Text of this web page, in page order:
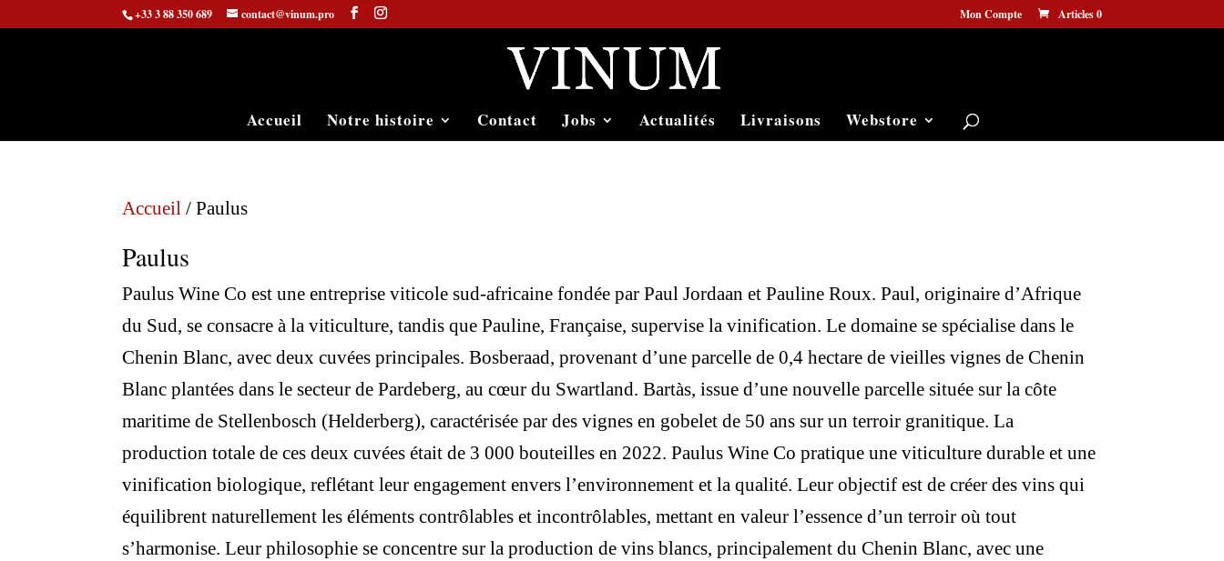
+33 3 88 350 689 contact@vinum.pro Mon Compte Articles 0
Accueil Notre histoire Contact Jobs Actualités Livraisons Webstore
Accueil / Paulus
Paulus
Paulus Wine Co est une entreprise viticole sud-africaine fondée par Paul Jordaan et Pauline Roux. Paul, originaire d’Afrique
du Sud, se consacre à la viticulture, tandis que Pauline, Française, supervise la vinification. Le domaine se spécialise dans le
Chenin Blanc, avec deux cuvées principales. Bosberaad, provenant d’une parcelle de 0,4 hectare de vieilles vignes de Chenin
Blanc plantées dans le secteur de Pardeberg, au cœur du Swartland. Bartàs, issue d’une nouvelle parcelle située sur la côte
maritime de Stellenbosch (Helderberg), caractérisée par des vignes en gobelet de 50 ans sur un terroir granitique. La
production totale de ces deux cuvées était de 3 000 bouteilles en 2022. Paulus Wine Co pratique une viticulture durable et une
vinification biologique, reflétant leur engagement envers l’environnement et la qualité. Leur objectif est de créer des vins qui
équilibrent naturellement les éléments contrôlables et incontrôlables, mettant en valeur l’essence d’un terroir où tout
s’harmonise. Leur philosophie se concentre sur la production de vins blancs, principalement du Chenin Blanc, avec une